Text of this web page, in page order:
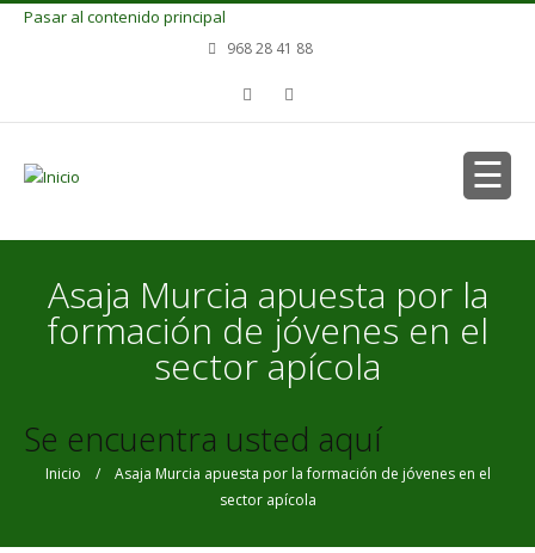
Pasar al contenido principal
968 28 41 88
Asaja Murcia apuesta por la
formación de jóvenes en el
sector apícola
Se encuentra usted aquí
Inicio / Asaja Murcia apuesta por la formación de jóvenes en el
sector apícola